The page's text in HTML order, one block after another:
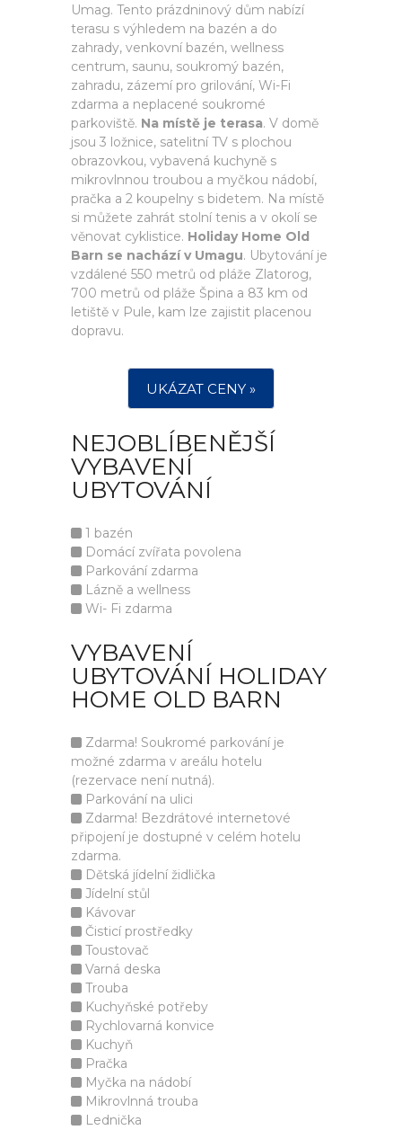
Umag. Tento prázdninový dům nabízí
terasu s výhledem na bazén a do
zahrady, venkovní bazén, wellness
centrum, saunu, soukromý bazén,
zahradu, zázemí pro grilování, Wi-Fi
zdarma a neplacené soukromé
parkoviště. Na místě je terasa. V domě
jsou 3 ložnice, satelitní TV s plochou
obrazovkou, vybavená kuchyně s
mikrovlnnou troubou a myčkou nádobí,
pračka a 2 koupelny s bidetem. Na místě
si můžete zahrát stolní tenis a v okolí se
věnovat cyklistice. Holiday Home Old
Barn se nachází v Umagu. Ubytování je
vzdálené 550 metrů od pláže Zlatorog,
700 metrů od pláže Špina a 83 km od
letiště v Pule, kam lze zajistit placenou
dopravu.
UKÁZAT CENY »
NEJOBLÍBENĚJŠÍ
VYBAVENÍ
UBYTOVÁNÍ
1 bazén
Domácí zvířata povolena
Parkování zdarma
Lázně a wellness
Wi- Fi zdarma
VYBAVENÍ
UBYTOVÁNÍ HOLIDAY
HOME OLD BARN
Zdarma! Soukromé parkování je
možné zdarma v areálu hotelu
(rezervace není nutná).
Parkování na ulici
Zdarma! Bezdrátové internetové
připojení je dostupné v celém hotelu
zdarma.
Dětská jídelní židlička
Jídelní stůl
Kávovar
Čisticí prostředky
Toustovač
Varná deska
Trouba
Kuchyňské potřeby
Rychlovarná konvice
Kuchyň
Pračka
Myčka na nádobí
Mikrovlnná trouba
Lednička